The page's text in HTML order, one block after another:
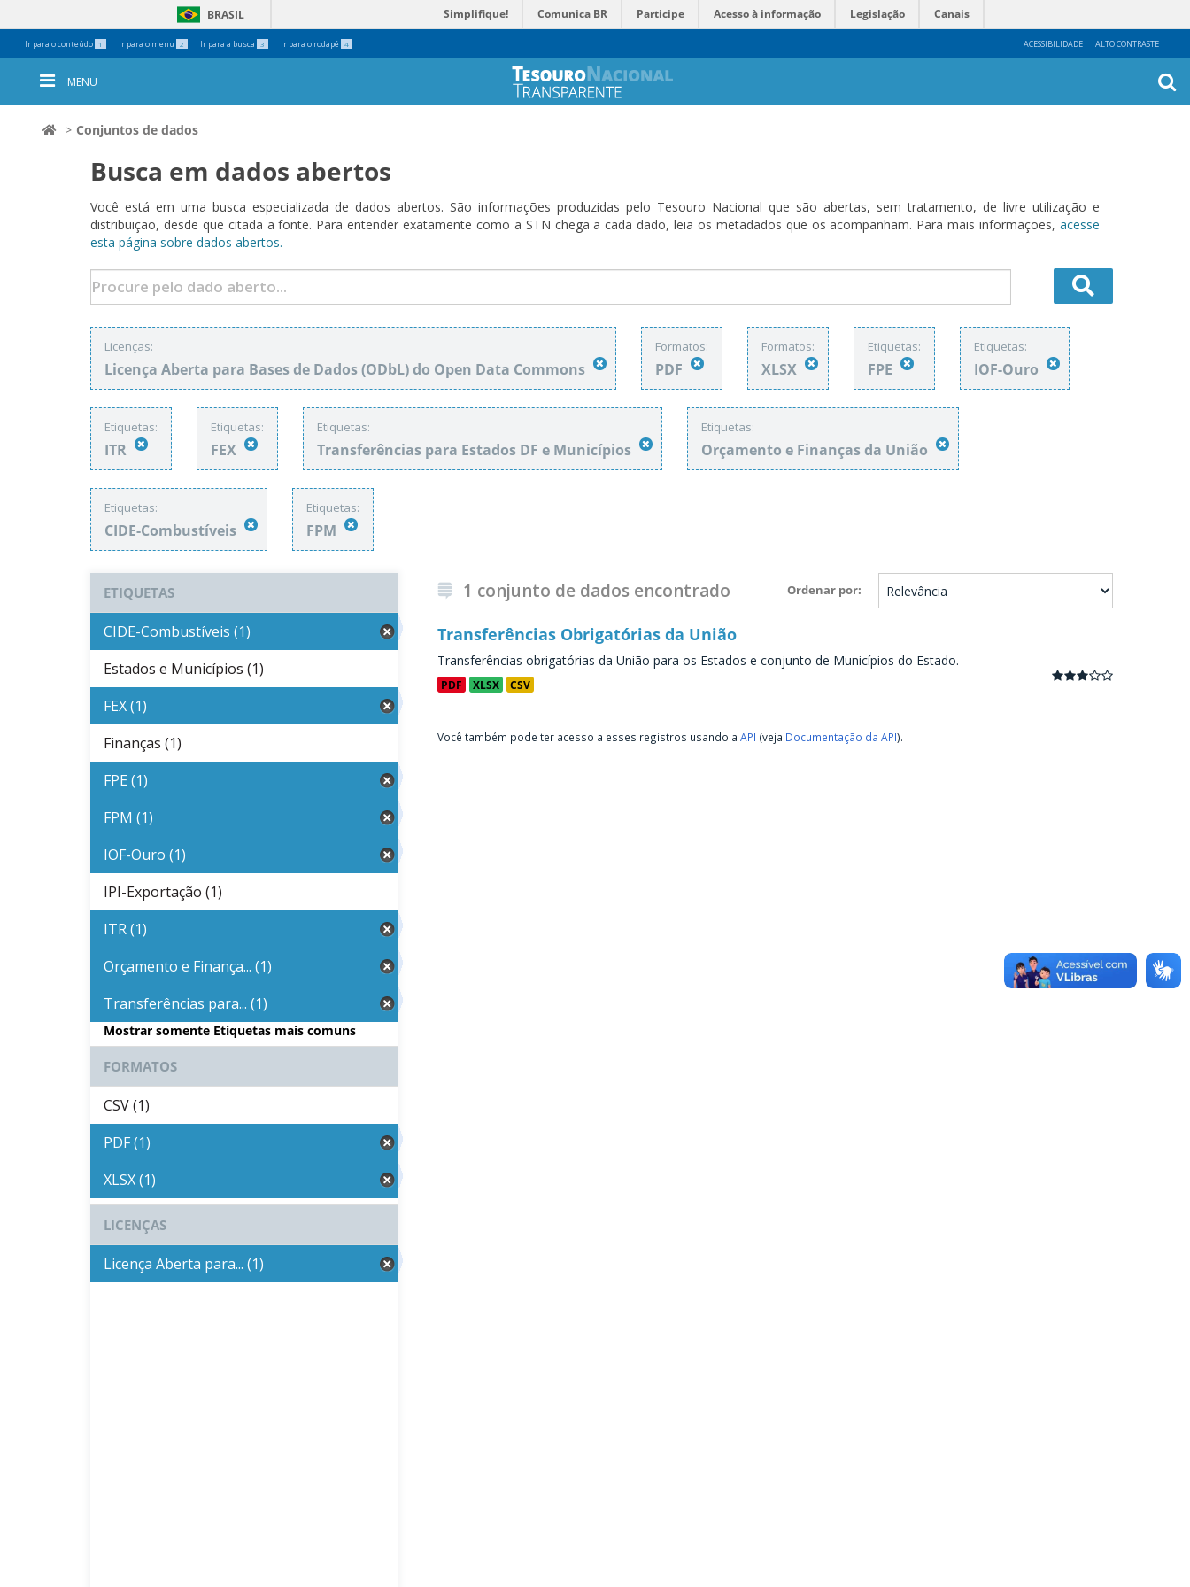
Ir para o conteúdo 1 Ir para o menu 2 Ir para a busca 3 Ir para o rodapé 4 ACESSIBILIDADE ALTO CONTRASTE
BRASIL Simplifique! Comunica BR Participe Acesso à informação Legislação Canais
Ferramentas
Pessoais
MENU
Conjuntos de dados
Busca em dados abertos
Você está em uma busca especializada de dados abertos. São informações produzidas pelo Tesouro Nacional que são abertas, sem tratamento, de livre utilização e
distribuição, desde que citada a fonte. Para entender exatamente como a STN chega a cada dado, leia os metadados que os acompanham. Para mais informações, acesse
esta página sobre dados abertos.
Licenças:
Licença Aberta para Bases de Dados (ODbL) do Open Data Commons
Formatos:
PDF
Formatos:
XLSX
Etiquetas:
FPE
Etiquetas:
IOF-Ouro
Etiquetas:
ITR
Etiquetas:
FEX
Etiquetas:
Transferências para Estados DF e Municípios
Etiquetas:
Orçamento e Finanças da União
Etiquetas:
CIDE-Combustíveis
Etiquetas:
FPM
Ordenar por
1 conjunto de dados encontrado
Transferências Obrigatórias da União
Transferências obrigatórias da União para os Estados e conjunto de Municípios do Estado.
PDF XLSX CSV
Você também pode ter acesso a esses registros usando a API (veja Documentação da API).
ETIQUETAS
CIDE-Combustíveis (1)
Estados e Municípios (1)
FEX (1)
Finanças (1)
FPE (1)
FPM (1)
IOF-Ouro (1)
IPI-Exportação (1)
ITR (1)
Orçamento e Finança... (1)
Transferências para... (1)
Mostrar somente Etiquetas mais comuns
FORMATOS
CSV (1)
PDF (1)
XLSX (1)
LICENÇAS
Licença Aberta para... (1)